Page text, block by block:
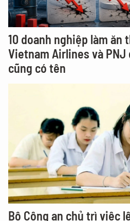
10 doanh nghiệp làm ăn
Vietnam Airlines và PNJ
cũng có tên
Bộ Công an chủ trì việc